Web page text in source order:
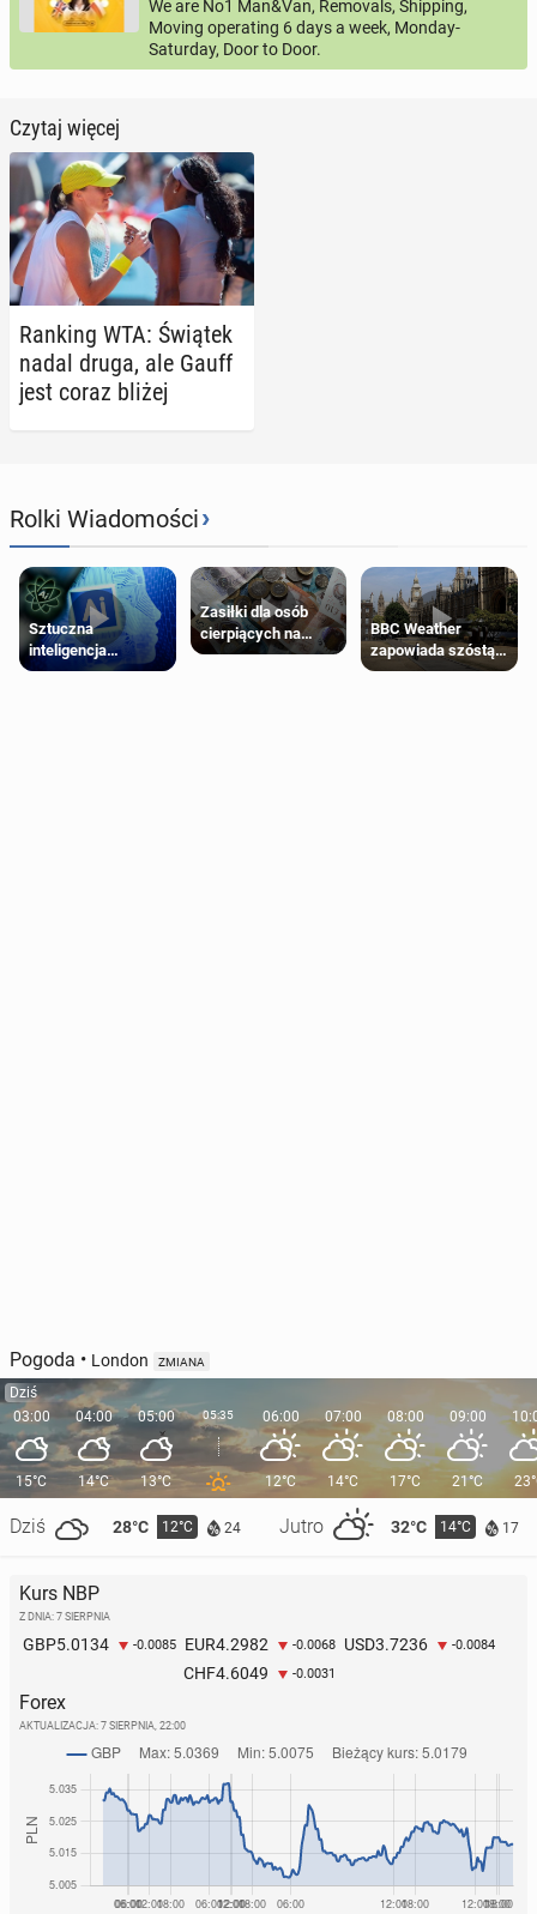
We are No1 Man&Van, Removals, Shipping,
Moving operating 6 days a week, Monday-
Saturday, Door to Door.
Czytaj więcej
Ranking WTA: Świątek
nadal druga, ale Gauff
jest coraz bliżej
Rolki Wiadomości›
Sztuczna
inteligencja
próbowała oszukać
Zasiłki dla osób
cierpiących na
schorzenia
BBC Weather
zapowiada szóstą
falę upałów w
Pogoda • London ZMIANA
Dziś
03:00
15°C
Dziś 28°C 12°C 24 Jutro 32°C 14°C 17
04:00
14°C
05:00
13°C
05:35 06:00
12°C
07:00
14°C
08:00
17°C
09:00
21°C
Kurs NBP
Z DNIA: 7 SIERPNIA
GBP5.0134 -0.0085 EUR4.2982 -0.0068 USD3.7236 -0.0084
CHF4.6049 -0.0031
Forex
AKTUALIZACJA: 7 SIERPNIA, 22:00